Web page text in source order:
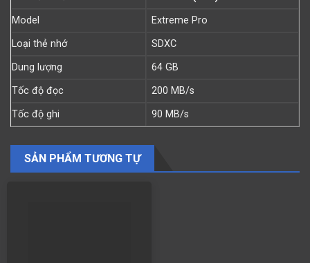
Model
Extreme Pro
Loại thẻ nhớ
SDXC
Dung lượng
64 GB
Tốc độ đọc
200 MB/s
Tốc độ ghi
90 MB/s
SẢN PHẨM TƯƠNG TỰ